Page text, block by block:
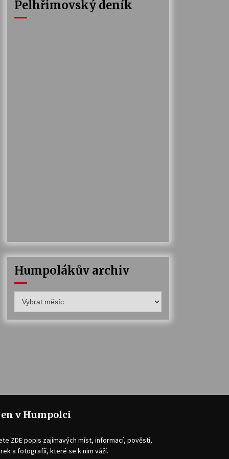
Pelhřimovský deník
Humpolákův archiv
archiv
v Humpolci
ZDE popis zajímavých míst, informací, pověstí,
a fotografíí, které se k nim váží.